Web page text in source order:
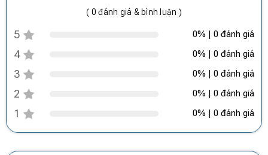
( 0 đánh giá & bình luận )
5 0% | 0 đánh giá
4 0% | 0 đánh giá
3 0% | 0 đánh giá
2 0% | 0 đánh giá
1 0% | 0 đánh giá